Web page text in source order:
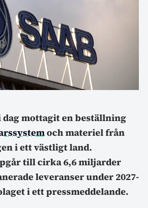
dag mottagit en beställning
och materiel från
i ett västligt land.
till cirka 6,6 miljarder
leveranser under 2027-
i ett pressmeddelande.